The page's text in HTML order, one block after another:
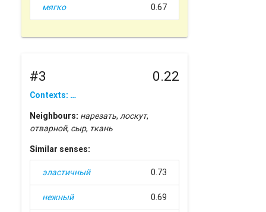
мягко 0.67
#3 0.22
Contexts: …
Neighbours: нарезать,лоскут,
отварной, сыр, ткань
Similar senses:
эластичный 0.73
нежный 0.69